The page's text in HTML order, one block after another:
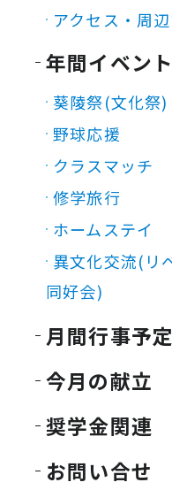
アクセス・周
年間イベント
葵陵祭(文化祭)
野球応援
クラスマッチ
修学旅行
ホームステイ
異文化交流(リ
同好会)
月間行事予定
今月の献立
奨学金関連
お問い合せ